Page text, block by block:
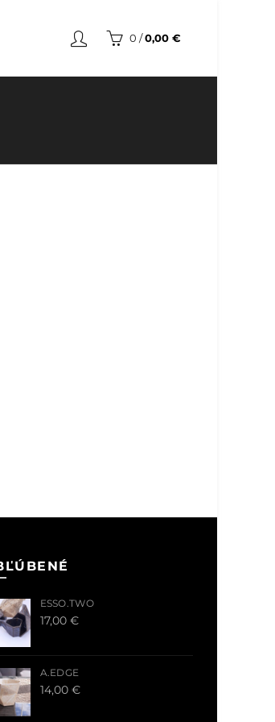
0 /0,00 €
ESSO.TWO
17,00 €
A.EDGE
14,00 €